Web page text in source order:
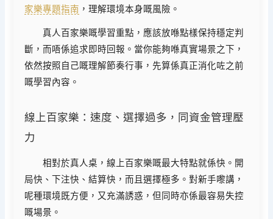
家樂專題指南 ，理解環境本身嘅風險。
真人百家樂嘅學習重點，應該放喺點樣保持穩定判
斷，而唔係追求即時回報。當你能夠喺真實場景之下，
依然按照自己嘅理解節奏行事，先算係真正消化咗之前
嘅學習內容。
線上百家樂：速度、選擇過多，同資金管理壓
力
相對於真人桌，線上百家樂嘅最大特點就係快。開
局快、下注快、結算快，而且選擇極多。對新手嚟講，
呢種環境既方便，又充滿誘惑，但同時亦係最容易失控
嘅場景。